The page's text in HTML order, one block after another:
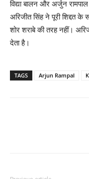
विद्या बालन और अर्जुन
अरिजीत सिंह ने पूरी शिद्दत
शोर शराबे की तरह नहीं।
देता है।
TAGS Arjun Rampal